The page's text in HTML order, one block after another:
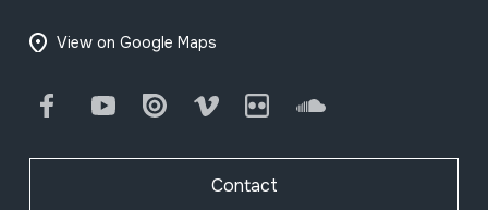
View on Google Maps
FacebookYoutube Issuu Vimeo Flickr SoundCloud
Contact